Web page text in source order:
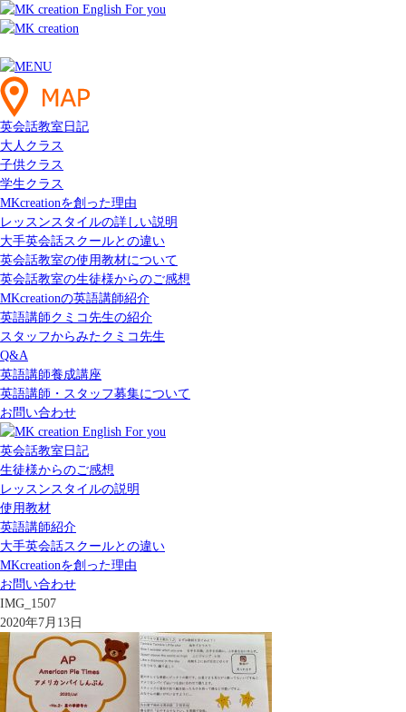
英会話教室日記
大人クラス
子供クラス
学生クラス
MKcreationを創った理由
レッスンスタイルの詳しい説明
大手英会話スクールとの違い
英会話教室の使用教材について
英会話教室の生徒様からのご感想
MKcreationの英語講師紹介
英語講師クミコ先生の紹介
スタッフからみたクミコ先生
Q&A
英語講師養成講座
英語講師・スタッフ募集について
お問い合わせ
英会話教室日記
生徒様からのご感想
レッスンスタイルの説明
使用教材
英語講師紹介
大手英会話スクールとの違い
MKcreationを創った理由
お問い合わせ
IMG_1507
2020年7月13日